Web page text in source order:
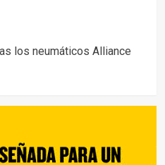
los neumáticos Alliance